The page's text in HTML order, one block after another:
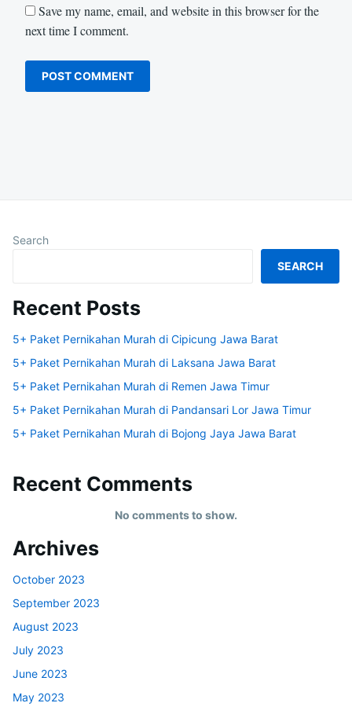
Save my name, email, and website in this browser for the
next time I comment.
Search
SEARCH
Recent Posts
5+ Paket Pernikahan Murah di Cipicung Jawa Barat
5+ Paket Pernikahan Murah di Laksana Jawa Barat
5+ Paket Pernikahan Murah di Remen Jawa Timur
5+ Paket Pernikahan Murah di Pandansari Lor Jawa Timur
5+ Paket Pernikahan Murah di Bojong Jaya Jawa Barat
Recent Comments
No comments to show.
Archives
October 2023
September 2023
August 2023
July 2023
June 2023
May 2023